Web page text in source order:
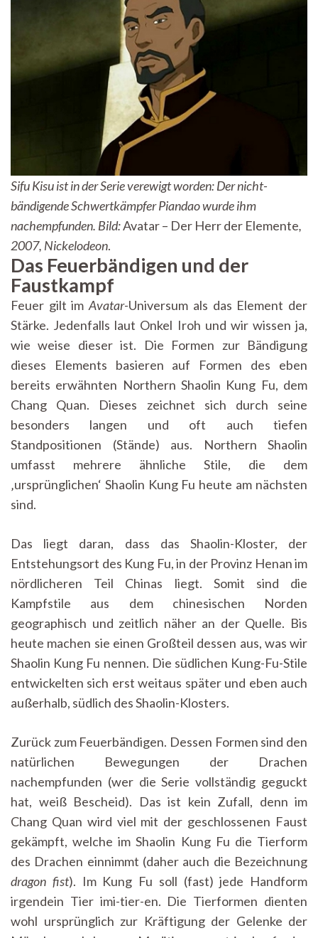
Sifu Kisu ist in der Serie verewigt worden: Der nicht-
bändigende Schwertkämpfer Piandao wurde ihm
nachempfunden. Bild:Avatar – Der Herr der Elemente,
2007, Nickelodeon.
Das Feuerbändigen und der
Faustkampf
Feuer gilt imAvatar-Universum als das Element der
Stärke. Jedenfalls laut Onkel Iroh und wir wissen ja,
wie weise dieser ist. Die Formen zur Bändigung
dieses Elements basieren auf Formen des eben
bereits erwähnten Northern Shaolin Kung Fu, dem
Chang Quan. Dieses zeichnet sich durch seine
besonders langen und oft auch tiefen
Standpositionen (Stände) aus. Northern Shaolin
umfasst mehrere ähnliche Stile, die dem
‚ursprünglichen‘ Shaolin Kung Fu heute am nächsten
sind.
Das liegt daran, dass das Shaolin-Kloster, der
Entstehungsort des Kung Fu, in der Provinz Henan im
nördlicheren Teil Chinas liegt. Somit sind die
Kampfstile aus dem chinesischen Norden
geographisch und zeitlich näher an der Quelle. Bis
heute machen sie einen Großteil dessen aus, was wir
Shaolin Kung Fu nennen. Die südlichen Kung-Fu-Stile
entwickelten sich erst weitaus später und eben auch
außerhalb, südlich des Shaolin-Klosters.
Zurück zum Feuerbändigen. Dessen Formen sind den
natürlichen Bewegungen der Drachen
nachempfunden (wer die Serie vollständig geguckt
hat, weiß Bescheid). Das ist kein Zufall, denn im
Chang Quan wird viel mit der geschlossenen Faust
gekämpft, welche im Shaolin Kung Fu die Tierform
des Drachen einnimmt (daher auch die Bezeichnung
dragon fist). Im Kung Fu soll (fast) jede Handform
irgendein Tier imi-tier-en. Die Tierformen dienten
wohl ursprünglich zur Kräftigung der Gelenke der